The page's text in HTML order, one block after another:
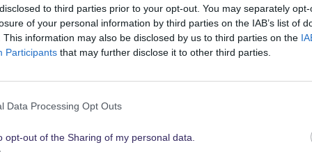
to third parties prior to your opt-out. You may separately
of your personal information by third parties on the IAB’s list of
This information may also be disclosed by us to third parties on the
Participants that may further disclose it to other third parties.
Data Processing Opt Outs
opt-out of the Sharing of my personal data.
Mim (limitiert auf 700 Exemplare, nur erhältlich imPueblo
6,99€